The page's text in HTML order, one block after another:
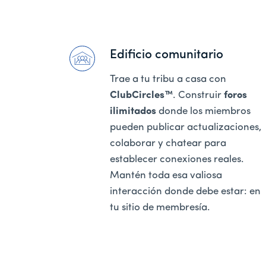
Edificio comunitario
Trae a tu tribu a casa con
ClubCircles™. Construir foros
ilimitados donde los miembros
pueden publicar actualizaciones,
colaborar y chatear para
establecer conexiones reales.
Mantén toda esa valiosa
interacción donde debe estar: en
tu sitio de membresía.